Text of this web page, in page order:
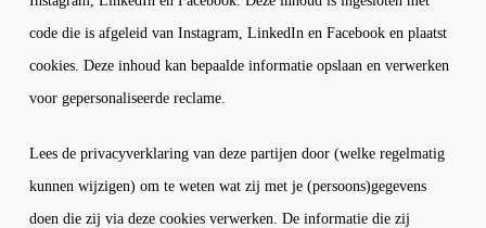
code die is afgeleid van Instagram, LinkedIn en Facebook en plaatst
cookies. Deze inhoud kan bepaalde informatie opslaan en verwerken
voor gepersonaliseerde reclame.
Lees de privacyverklaring van deze partijen door (welke regelmatig
kunnen wijzigen) om te weten wat zij met je (persoons)gegevens
doen die zij via deze cookies verwerken. De informatie die zij